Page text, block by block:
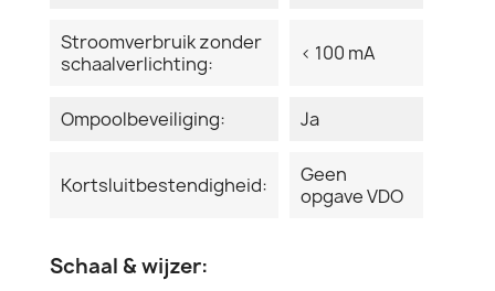
Stroomverbruik zonder
schaalverlichting:
< 100 mA
Ompoolbeveiliging: Ja
Kortsluitbestendigheid:
Geen
opgave VDO
Schaal & wijzer: